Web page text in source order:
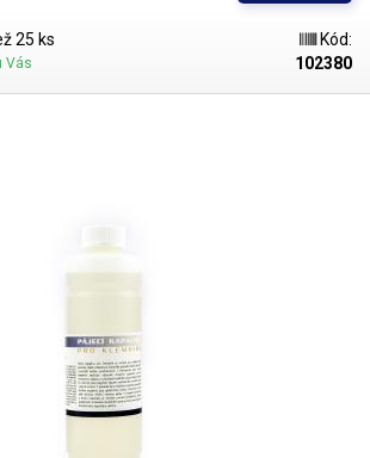
je zapotřebí takové čipy zalít vhodnou hmotou.
vysoce účinnou ochranu čipu před
- např. vibrace, tepelné namáhání, a před vlivy
oxidace a další. Epoxidová zalévací
mísí se v poměru 4:1a k jejímu plnému
25 ks
Vás
Kód:
102380